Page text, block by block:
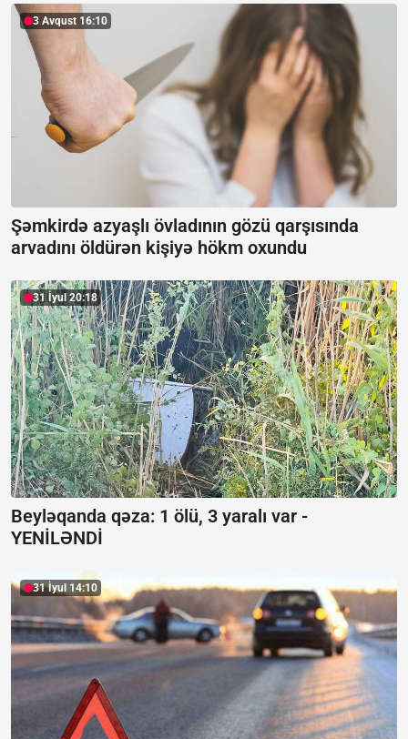
3 Avqust 16:10
Şəmkirdə azyaşlı övladının gözü qarşısında
arvadını öldürən kişiyə hökm oxundu
31 İyul 20:18
Beyləqanda qəza: 1 ölü, 3 yaralı var -
YENİLƏNDİ
31 İyul 14:10